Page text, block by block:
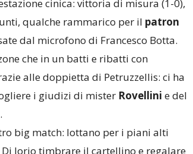
cinica: vittoria di misura (1-0),
qualche rammarico per il patron
dal microfono di Francesco Botta.
che in un batti e ribatti con
alle doppietta di Petruzzellis: ci ha
i giudizi di mister Rovellini e del
.
big match: lottano per i piani alti
Iorio timbrare il cartellino e regalare